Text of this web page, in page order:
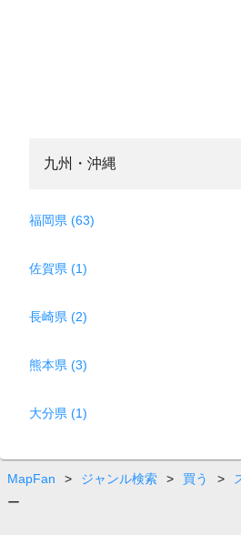
九州・沖縄
福岡県 (63)
佐賀県 (1)
長崎県 (2)
熊本県 (3)
大分県 (1)
MapFan > ジャンル検索 > 買う >
ー